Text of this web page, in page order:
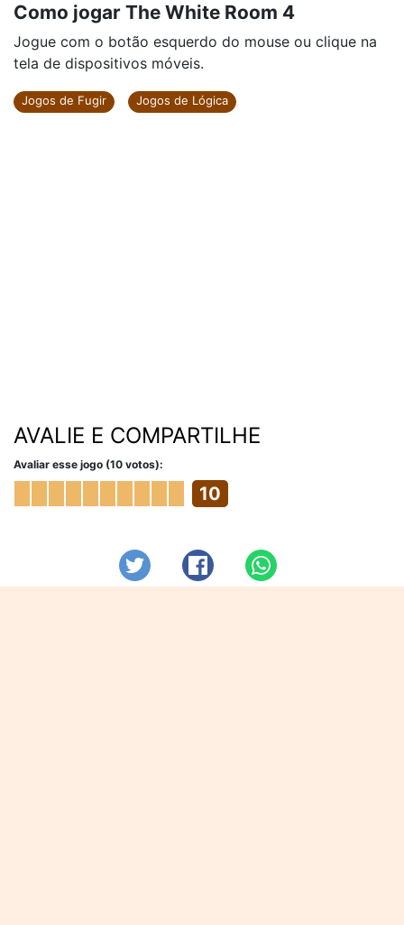
Como jogar The White Room 4
Jogue com o botão esquerdo do mouse ou clique na
tela de dispositivos móveis.
Jogos de Fugir Jogos de Lógica
AVALIE E COMPARTILHE
Avaliar esse jogo (10 votos):
10